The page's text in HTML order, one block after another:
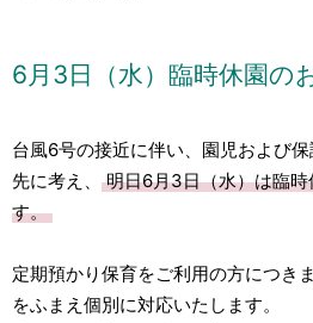
6月3日（水）臨時休園の
台風6号の接近に伴い、園児および
先に考え、
明日6月3日（水）は臨
す。
定期預かり保育をご利用の方につき
をふまえ個別に対応いたします。